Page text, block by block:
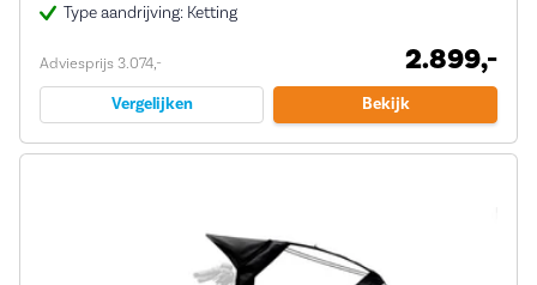
Type aandrijving: Ketting
Adviesprijs 3.074,- 2.899,-
Vergelijken Bekijk